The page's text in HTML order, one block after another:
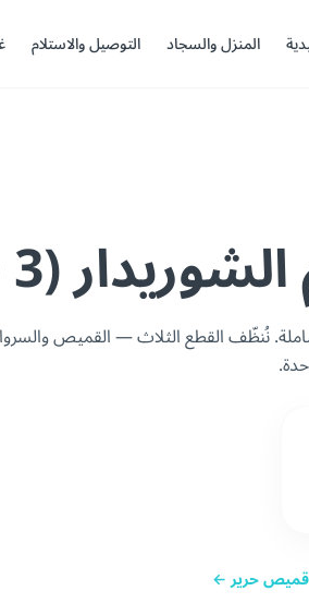
المنزل والسجاد التوصيل والاستلام
(3 قطع) في مسقط
نُنظّف القطع الثلاث — القميص
قميص حرير ←